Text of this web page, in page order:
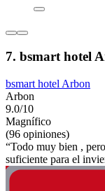
7. bsmart hotel
bsmart hotel Arbon
Arbon
9.0/10
Magnífico
(96 opiniones)
“Todo muy bien ,
suficiente para el